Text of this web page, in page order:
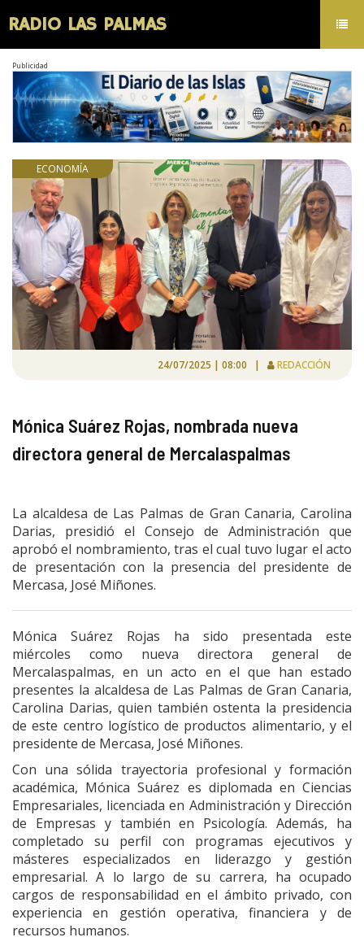
RADIO LAS PALMAS
Publicidad
ECONOMÍA
24/07/2025 | 08:00 | REDACCIÓN
Mónica Suárez Rojas, nombrada nueva
directora general de Mercalaspalmas
La alcaldesa de Las Palmas de Gran Canaria, Carolina
Darias, presidió el Consejo de Administración que
aprobó el nombramiento, tras el cual tuvo lugar el acto
de presentación con la presencia del presidente de
Mercasa, José Miñones.
Mónica Suárez Rojas ha sido presentada este
miércoles
como nueva directora general de
Mercalaspalmas, en un acto en el que han estado
presentes la alcaldesa de Las Palmas de Gran Canaria,
Carolina Darias, quien también ostenta la presidencia
de este centro logístico de productos alimentario, y el
presidente de Mercasa, José Miñones.
Con una sólida trayectoria profesional y formación
académica, Mónica Suárez es diplomada en Ciencias
Empresariales, licenciada en Administración y Dirección
de Empresas y también en Psicología. Además, ha
completado su perfil con programas ejecutivos y
másteres especializados en liderazgo y gestión
empresarial. A lo largo de su carrera, ha ocupado
cargos de responsabilidad en el ámbito privado, con
experiencia en gestión operativa, financiera y de
recursos humanos.